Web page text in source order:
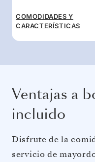
COMODIDADES Y
CARACTERÍSTICAS
Ventajas a
incluido
Disfrute de la
servicio de